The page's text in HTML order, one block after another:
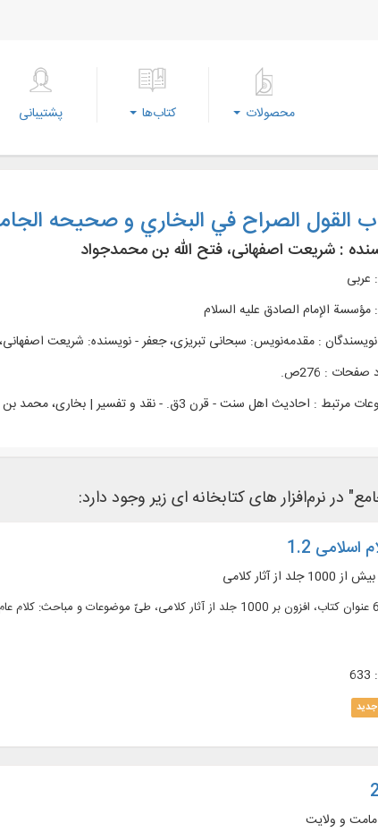
محصولات کتاب‌ها پشتیبانی
القول الصراح في البخاري و صحیحه
: شریعت اصفهانی، فتح‌ الله بن محمدجواد
عربی
مؤسسة الإمام الصادق علیه السلام
نویسندگان : مقدمهنويس: سبحانی تبریزی، جعفر - نویسنده: شریعت
: 276ص.
مرتبط : احادیث اهل سنت - قرن 3ق. - نقد و تفسیر | بخاری، محمد بن اسماعیل، 194 - 256ق. الجامع الصحیح - نقد و تفسیر
در نرم‌افزار های کتابخانه ای زیر وجود دارد:
اسلامی 1.2
از آثار کلامی
متن کامل 660 عنوان کتاب، افزون بر 1000 جلد از آثار کلامی، طیّ
و ولایت